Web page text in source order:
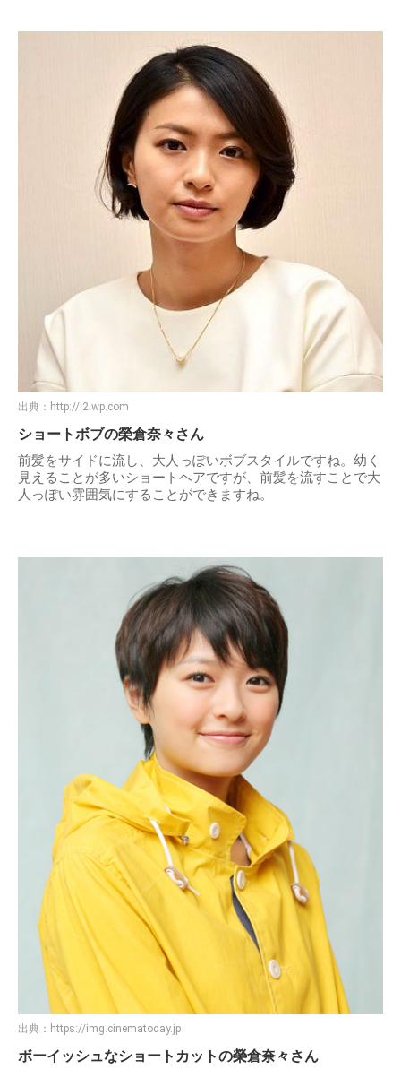
出典： http://i2.wp.com
ショートボブの榮倉奈々さん
前髪をサイドに流し、大人っぽいボブスタイルですね。幼く
見えることが多いショートヘアですが、前髪を流すことで大
人っぽい雰囲気にすることができますね。
出典： https://img.cinematoday.jp
ボーイッシュなショートカットの榮倉奈々さん